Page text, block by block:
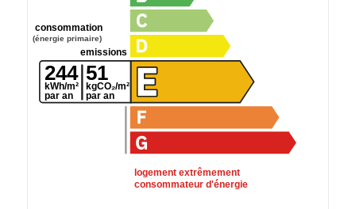
logement extrêmement
consommateur d'énergie
244
kWh/m²
par an
consommation
(énergie primaire)
51
kgCO₂/m²
par an
emissions